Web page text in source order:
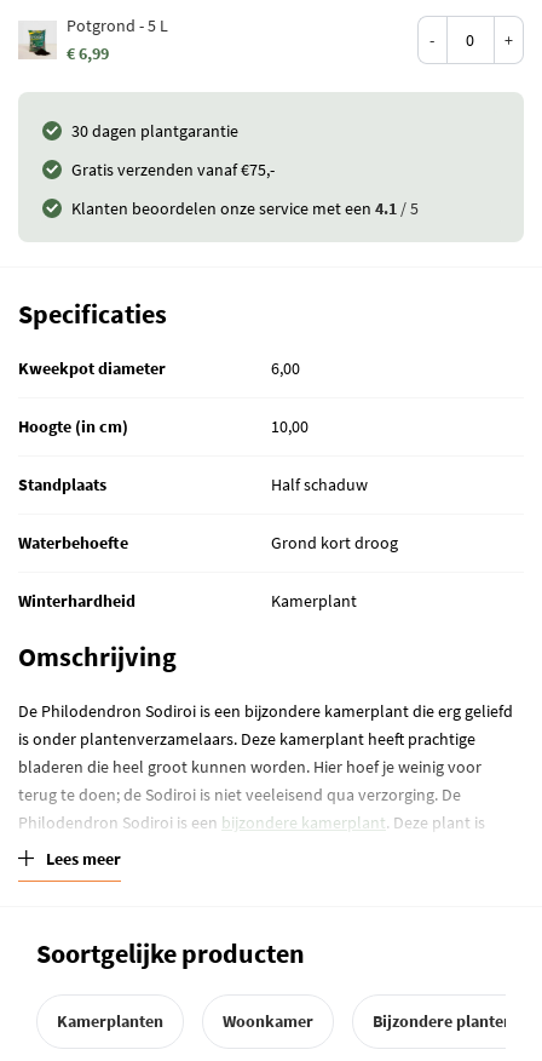
Potgrond - 5 L
€ 6,99
- +
30 dagen plantgarantie
Gratis verzenden vanaf €75,-
Klanten beoordelen onze service met een4.1 / 5
Omschrijving
De Philodendron Sodiroi is een bijzondere kamerplant die erg geliefd
is onder plantenverzamelaars. Deze kamerplant heeft prachtige
bladeren die heel groot kunnen worden. Hier hoef je weinig voor
terug te doen; de Sodiroi is niet veeleisend qua verzorging. De
Philodendron Sodiroi is een bijzondere kamerplant. Deze plant is
bekend vanwege zijn prachtige, hartvormige bladeren. De bladeren
zijn groen met zilveren vlekken. De stengels hebben felgroene ribbels,
dit is de pure versie van de Sodiroi. De Sodiroi is niet zo veeleisend in
Philodendron komt oorspronkelijk uit Ecuador en Peru, maar heeft
zich inmiddels over heel Midden- en Zuid-Amerika verspreid. In zijn
Lees meer
Specificaties
Kweekpot diameter 6,00
Hoogte (in cm) 10,00
Standplaats Half schaduw
Waterbehoefte Grond kort droog
Winterhardheid Kamerplant
Soortgelijke producten
Kamerplanten Woonkamer Bijzondere planten